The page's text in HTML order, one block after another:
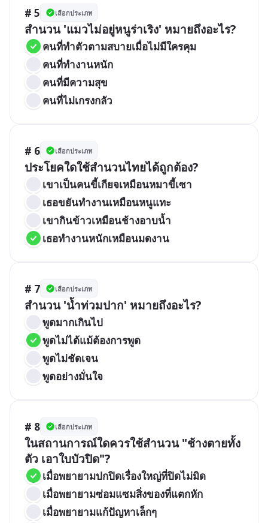
# 5 เลือกประเภท
สำนวน 'แมวไม่อยู่หนูร่าเริง' หมายถึงอะไร?
คนที่ทำตัวตามสบายเมื่อไม่มีใครคุม
คนที่ทำงานหนัก
คนที่มีความสุข
คนที่ไม่เกรงกลัว
# 6 เลือกประเภท
ประโยคใดใช้สำนวนไทยได้ถูกต้อง?
เขาเป็นคนขี้เกียจเหมือนหมาขี้เซา
เธอขยันทำงานเหมือนหนูแทะ
เขากินข้าวเหมือนช้างอาบน้ำ
เธอทำงานหนักเหมือนมดงาน
# 7 เลือกประเภท
สำนวน 'น้ำท่วมปาก' หมายถึงอะไร?
พูดมากเกินไป
พูดไม่ได้แม้ต้องการพูด
พูดไม่ชัดเจน
พูดอย่างมั่นใจ
# 8 เลือกประเภท
ในสถานการณ์ใดควรใช้สำนวน "ช้างตายทั้ง
ตัว เอาใบบัวปิด"?
เมื่อพยายามปกปิดเรื่องใหญ่ที่ปิดไม่มิด
เมื่อพยายามซ่อมแซมสิ่งของที่แตกหัก
เมื่อพยายามแก้ปัญหาเล็กๆ